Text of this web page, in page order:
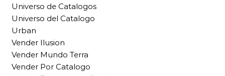
Universo de Catalogos
Universo del Catalogo
Urban
Vender Ilusion
Vender Mundo Terra
Vender Por Catalogo